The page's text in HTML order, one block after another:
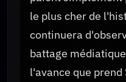
le plus cher de
continuera
battage
l'avance que prend